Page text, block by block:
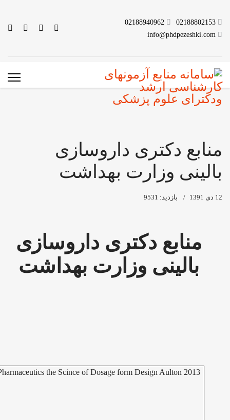
02188802153
02188940962
info@phdpezeshki.com
منابع دکتری داروسازی
بالینی وزارت بهداشت
12 دی 1391 بازدید: 9531
منابع دکتری داروسازی
بالینی وزارت بهداشت
the Scince of Dosage form Design Aulton 2013